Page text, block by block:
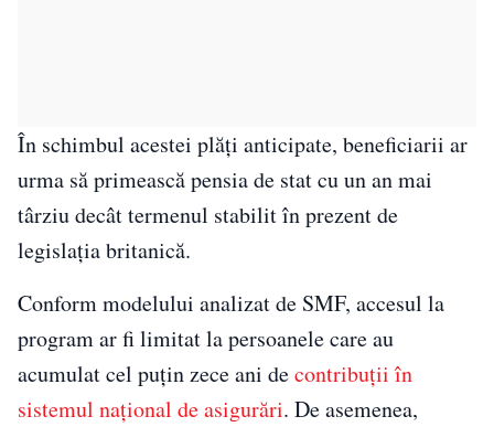
În schimbul acestei plăți anticipate, beneficiarii ar
urma să primească pensia de stat cu un an mai
târziu decât termenul stabilit în prezent de
legislația britanică.
Conform modelului analizat de SMF, accesul la
program ar fi limitat la persoanele care au
acumulat cel puțin zece ani decontribuții în
sistemul național de asigurări. De asemenea,